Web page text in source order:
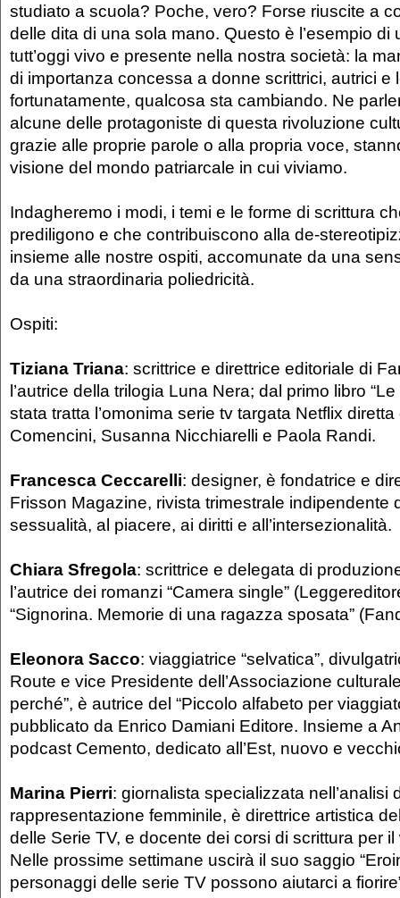
studiato a scuola? Poche, vero? Forse riuscite a
delle dita di una sola mano. Questo è l’esempio di
tutt’oggi vivo e presente nella nostra società: la
di importanza concessa a donne scrittrici, autrici e
fortunatamente, qualcosa sta cambiando. Ne
alcune delle protagoniste di questa rivoluzione
grazie alle proprie parole o alla propria voce,
visione del mondo patriarcale in cui viviamo.
Indagheremo i modi, i temi e le forme di scrittura
prediligono e che contribuiscono alla de-
insieme alle nostre ospiti, accomunate da una
da una straordinaria poliedricità.
Ospiti:
Tiziana Triana: scrittrice e direttrice editoriale di
l’autrice della trilogia Luna Nera; dal primo libro
stata tratta l’omonima serie tv targata Netflix
Comencini, Susanna Nicchiarelli e Paola Randi.
Francesca Ceccarelli: designer, è fondatrice e
Frisson Magazine, rivista trimestrale indipendente
sessualità, al piacere, ai diritti e all’intersezionalità.
Chiara Sfregola: scrittrice e delegata di
l’autrice dei romanzi “Camera single”
“Signorina. Memorie di una ragazza sposata”
Eleonora Sacco: viaggiatrice “selvatica”,
Route e vice Presidente dell’Associazione
perché”, è autrice del “Piccolo alfabeto per
pubblicato da Enrico Damiani Editore. Insieme a
podcast Cemento, dedicato all’Est, nuovo e
Marina Pierri: giornalista specializzata nell’analisi
rappresentazione femminile, è direttrice artistica
delle Serie TV, e docente dei corsi di scrittura per
Nelle prossime settimane uscirà il suo saggio
personaggi delle serie TV possono aiutarci a